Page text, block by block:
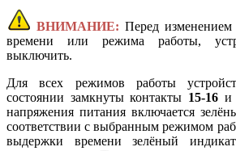
ВНИМАНИЕ: Перед
времени или режима работы,
выключить.
Для всех режимов работы
состоянии замкнуты контакты 15-16 и
напряжения питания включается
соответствии с выбранным режимом
выдержки времени зелёный